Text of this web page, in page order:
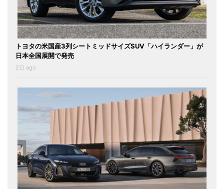
トヨタの米国産3列シートミッドサイズSUV「ハイランダー」が
日本全国展開で発売
2日 ago